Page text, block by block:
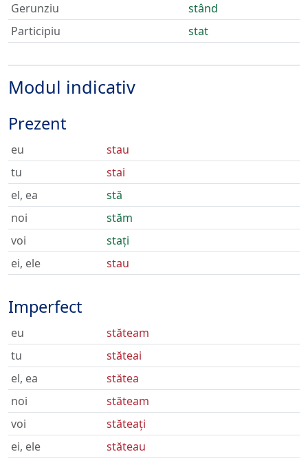
Gerunziu
stând
Participiu
stat
Modul indicativ
Prezent
eu
stau
tu
stai
el, ea
stă
noi
stăm
voi
stați
ei, ele
stau
Imperfect
eu
stăteam
tu
stăteai
el, ea
stătea
noi
stăteam
voi
stăteați
ei, ele
stăteau